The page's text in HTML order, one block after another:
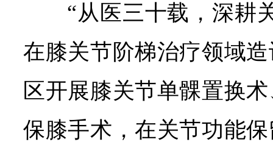
“从医三十载，深耕
在膝关节阶梯治疗领域
区开展膝关节单髁置换
保膝手术，在关节功能